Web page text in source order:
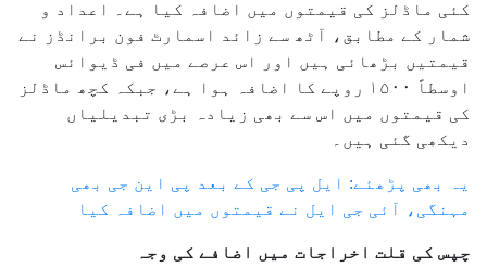
کئی ماڈلز کی قیمتوں میں اضافہ کیا ہے۔ اعداد و
شمار کے مطابق، آٹھ سے زائد اسمارٹ فون برانڈز نے
قیمتیں بڑھائی ہیں اور اس عرصے میں فی ڈیوائس
اوسطاً ۱۵۰۰ روپے کا اضافہ ہوا ہے، جبکہ کچھ ماڈلز
کی قیمتوں میں اس سے بھی زیادہ بڑی تبدیلیاں
دیکھی گئی ہیں۔
یہ بھی پڑھئے: ایل پی جی کے بعد پی این جی بھی
مہنگی، آئی جی ایل نے قیمتوں میں اضافہ کیا
چپس کی قلت اخراجات میں اضافے کی وجہ